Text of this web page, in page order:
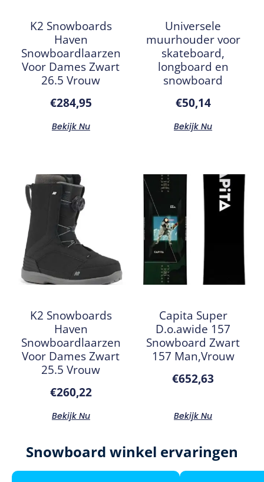
K2 Snowboards
Haven
Snowboardlaarzen
Voor Dames Zwart
26.5 Vrouw
€284,95
Bekijk Nu
Universele
muurhouder voor
skateboard,
longboard en
snowboard
€50,14
Bekijk Nu
K2 Snowboards
Haven
Snowboardlaarzen
Voor Dames Zwart
25.5 Vrouw
€260,22
Bekijk Nu
Capita Super
D.o.awide 157
Snowboard Zwart
157 Man,Vrouw
€652,63
Bekijk Nu
Snowboard winkel ervaringen